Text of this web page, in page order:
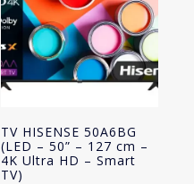
TV HISENSE 50A6BG
(LED – 50” – 127 cm –
4K Ultra HD – Smart
TV)